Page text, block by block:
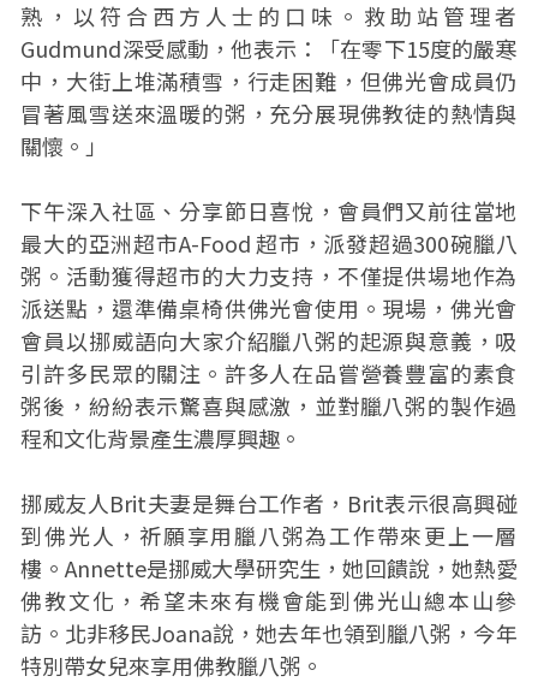
熟，以符合西方人士的口味。救助站管理者
Gudmund深受感動，他表示：「在零下15度的嚴寒
中，大街上堆滿積雪，行走困難，但佛光會成員仍
冒著風雪送來溫暖的粥，充分展現佛教徒的熱情與
關懷。」
下午深入社區、分享節日喜悅，會員們又前往當地
最大的亞洲超市A-Food 超市，派發超過300碗臘八
粥。活動獲得超市的大力支持，不僅提供場地作為
派送點，還準備桌椅供佛光會使用。現場，佛光會
會員以挪威語向大家介紹臘八粥的起源與意義，吸
引許多民眾的關注。許多人在品嘗營養豐富的素食
粥後，紛紛表示驚喜與感激，並對臘八粥的製作過
程和文化背景產生濃厚興趣。
挪威友人Brit夫妻是舞台工作者，Brit表示很高興碰
到佛光人，祈願享用臘八粥為工作帶來更上一層
樓。Annette是挪威大學研究生，她回饋說，她熱愛
佛教文化，希望未來有機會能到佛光山總本山參
訪。北非移民Joana說，她去年也領到臘八粥，今年
特別帶女兒來享用佛教臘八粥。